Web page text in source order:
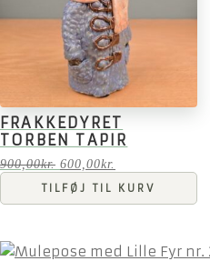
FRAKKEDYRET
TORBEN TAPIR
900,00kr. Den
oprindelige
pris
var:
600,00kr.
aktuelle
pris
er:
TILFØJ TIL KURV